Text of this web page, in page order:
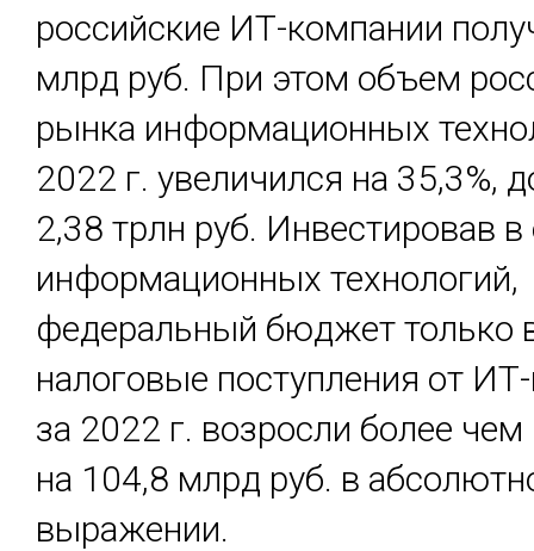
российские ИТ-компании
млрд руб. При этом объем
рынка информационных
2022 г. увеличился на 35,3%,
2,38 трлн руб. Инвестировав в
информационных технологий,
федеральный бюджет только
налоговые поступления от
за 2022 г. возросли более чем
на 104,8 млрд руб. в
выражении.